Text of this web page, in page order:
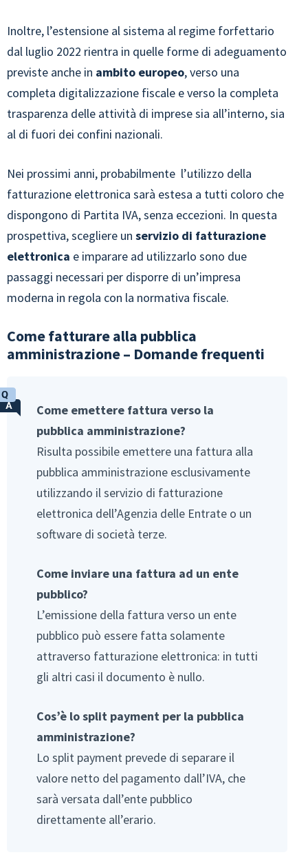
Inoltre, l’estensione al sistema al regime forfettario
dal luglio 2022 rientra in quelle forme di adeguamento
previste anche in ambito europeo, verso una
completa digitalizzazione fiscale e verso la completa
trasparenza delle attività di imprese sia all’interno, sia
al di fuori dei confini nazionali.
Nei prossimi anni, probabilmente l’utilizzo della
fatturazione elettronica sarà estesa a tutti coloro che
dispongono di Partita IVA, senza eccezioni. In questa
prospettiva, scegliere un servizio di fatturazione
elettronica e imparare ad utilizzarlo sono due
passaggi necessari per disporre di un’impresa
moderna in regola con la normativa fiscale.
Come fatturare alla pubblica
amministrazione – Domande frequenti
Come emettere fattura verso la
pubblica amministrazione?
Risulta possibile emettere una fattura alla
pubblica amministrazione esclusivamente
utilizzando il servizio di fatturazione
elettronica dell’Agenzia delle Entrate o un
software di società terze.
Come inviare una fattura ad un ente
pubblico?
L’emissione della fattura verso un ente
pubblico può essere fatta solamente
attraverso fatturazione elettronica: in tutti
gli altri casi il documento è nullo.
Cos’è lo split payment per la pubblica
amministrazione?
Lo split payment prevede di separare il
valore netto del pagamento dall’IVA, che
sarà versata dall’ente pubblico
direttamente all’erario.